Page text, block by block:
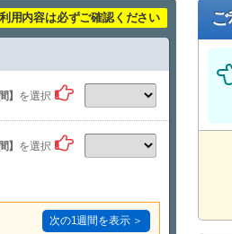
までに那覇空港に到着→９：３０発の送
行しており、１７：３０まで同様に調整
７：００発が最終便となりますので、
レンタカー送迎車乗り場」までお越し
に以下の内容を必ずご記入ください。
案内を行うため、ご予約後は必ず公式
用内容は必ずご確認ください
】 を選択
】 を選択
次の1週間を表示 ＞